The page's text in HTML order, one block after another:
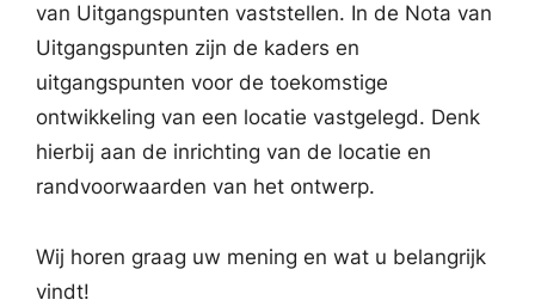
van Uitgangspunten vaststellen. In de Nota van
Uitgangspunten zijn de kaders en
uitgangspunten voor de toekomstige
ontwikkeling van een locatie vastgelegd. Denk
hierbij aan de inrichting van de locatie en
randvoorwaarden van het ontwerp.
Wij horen graag uw mening en wat u belangrijk
vindt!